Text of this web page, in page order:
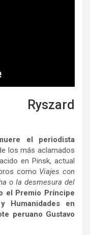
el periodista
los más aclamados
en Pinsk, actual
como Viajes con
o la desmesura del
el Premio Príncipe
Humanidades en
peruano Gustavo